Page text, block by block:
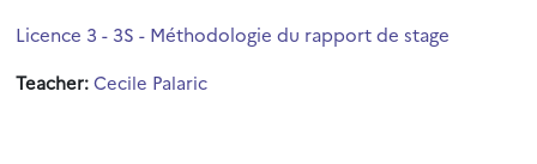
Licence 3 - 3S - Méthodologie du rapport de stage
Teacher:Cecile Palaric